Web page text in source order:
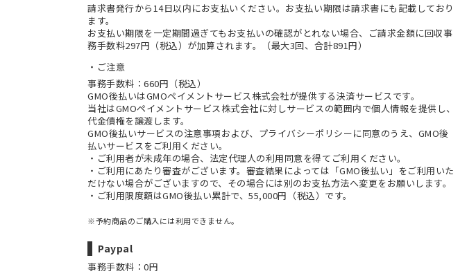
請求書発行から14日以内にお支払いください。お支払い期限は請求書にも記載しており
ます。
お支払い期限を一定期間過ぎてもお支払いの確認がとれない場合、ご請求金額に回収事
務手数料297円（税込）が加算されます。（最大3回、合計891円）
ご注意
事務手数料：660円（税込）
GMO後払いはGMOペイメントサービス株式会社が提供する決済サービスです。
当社はGMOペイメントサービス株式会社に対しサービスの範囲内で個人情報を提供し、
代金債権を譲渡します。
GMO後払いサービスの注意事項および、 プライバシーポリシーに同意のうえ、GMO後
払いサービスをご利用ください。
・ご利用者が未成年の場合、法定代理人の利用同意を得てご利用ください。
・ご利用にあたり審査がございます。審査結果によっては「GMO後払い」をご利用いた
だけない場合がございますので、その場合には別のお支払方法へ変更をお願いします。
・ご利用限度額はGMO後払い累計で、55,000円（税込）です。
※予約商品のご購入には利用できません。
Paypal
事務手数料：0円